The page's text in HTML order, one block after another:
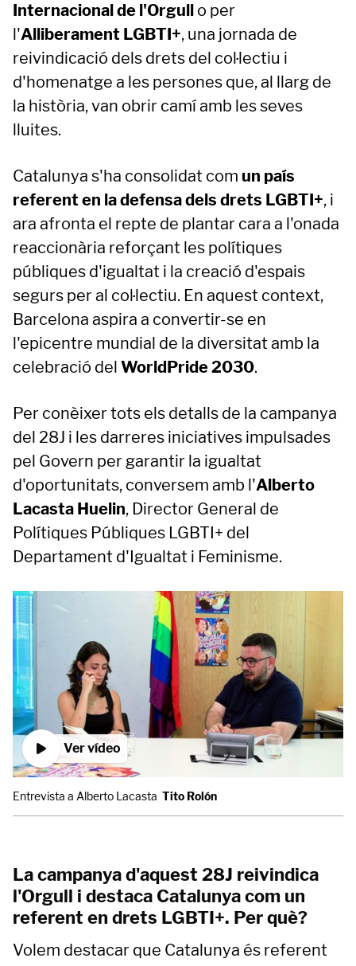
Internacional de l'Orgull o per
l'Alliberament LGBTI+, una jornada de
reivindicació dels drets del col·lectiu i
d'homenatge a les persones que, al llarg de
la història, van obrir camí amb les seves
lluites.
Catalunya s'ha consolidat com un país
referent en la defensa dels drets LGBTI+, i
ara afronta el repte de plantar cara a l'onada
reaccionària reforçant les polítiques
públiques d'igualtat i la creació d'espais
segurs per al col·lectiu. En aquest context,
Barcelona aspira a convertir-se en
l'epicentre mundial de la diversitat amb la
celebració del WorldPride 2030.
Per conèixer tots els detalls de la campanya
del 28J i les darreres iniciatives impulsades
pel Govern per garantir la igualtat
d'oportunitats, conversem amb l'Alberto
Lacasta Huelin, Director General de
Polítiques Públiques LGBTI+ del
Departament d'Igualtat i Feminisme.
Ver vídeo
Entrevista a Alberto Lacasta Tito Rolón
La campanya d'aquest 28J reivindica
l'Orgull i destaca Catalunya com un
referent en drets LGBTI+. Per què?
Volem destacar que Catalunya és referent